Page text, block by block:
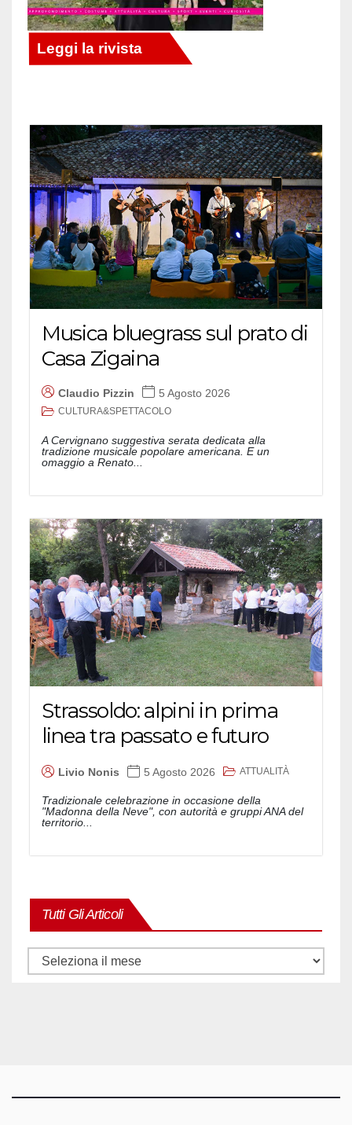
Musica bluegrass sul prato di
Casa Zigaina
Claudio Pizzin 5 Agosto 2026
CULTURA&SPETTACOLO
A Cervignano suggestiva serata dedicata alla
tradizione musicale popolare americana. E un
omaggio a Renato...
Strassoldo: alpini in prima
linea tra passato e futuro
Livio Nonis 5 Agosto 2026 ATTUALITÀ
Tradizionale celebrazione in occasione della
"Madonna della Neve", con autorità e gruppi ANA del
territorio...
Tutti Gli Articoli
Tutti